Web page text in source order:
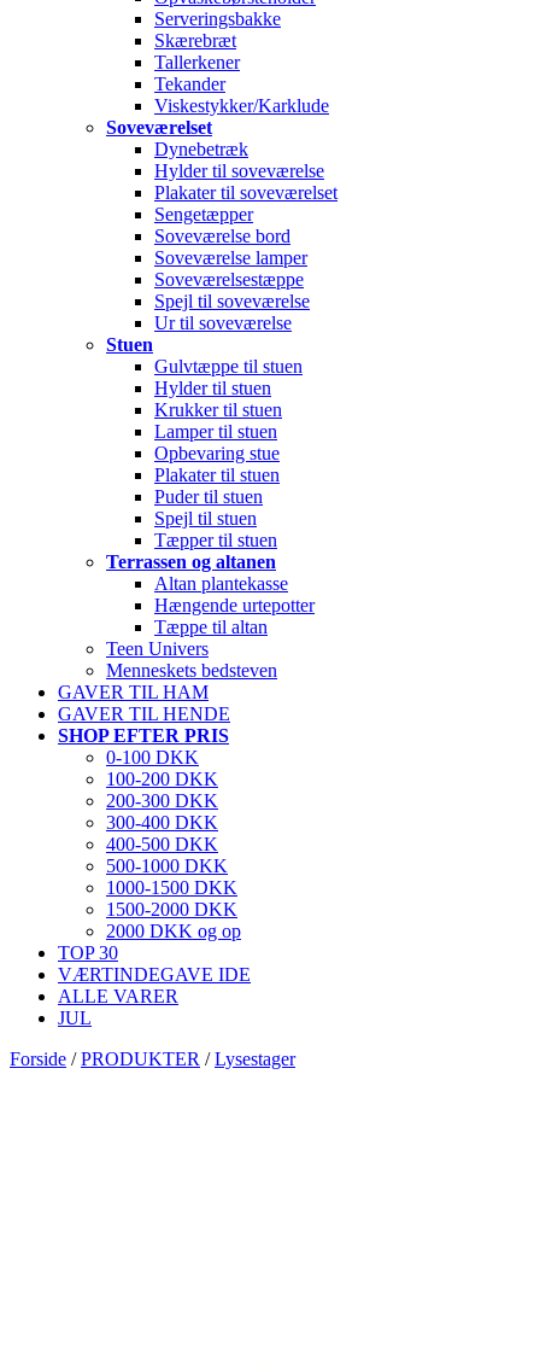
Serveringsbakke
Skærebræt
Tallerkener
Tekander
Viskestykker/Karklude
Soveværelset
Dynebetræk
Hylder til soveværelse
Plakater til soveværelset
Sengetæpper
Soveværelse bord
Soveværelse lamper
Soveværelsestæppe
Spejl til soveværelse
Ur til soveværelse
Stuen
Gulvtæppe til stuen
Hylder til stuen
Krukker til stuen
Lamper til stuen
Opbevaring stue
Plakater til stuen
Puder til stuen
Spejl til stuen
Tæpper til stuen
Terrassen og altanen
Altan plantekasse
Hængende urtepotter
Tæppe til altan
Teen Univers
Menneskets bedsteven
GAVER TIL HAM
GAVER TIL HENDE
SHOP EFTER PRIS
0-100 DKK
100-200 DKK
200-300 DKK
300-400 DKK
400-500 DKK
500-1000 DKK
1000-1500 DKK
1500-2000 DKK
2000 DKK og op
TOP 30
VÆRTINDEGAVE IDE
ALLE VARER
JUL
Forside /PRODUKTER /Lysestager